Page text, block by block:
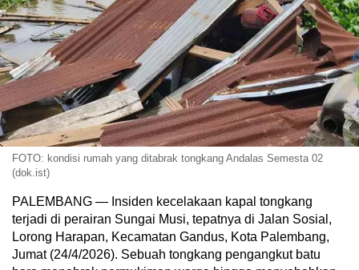
FOTO: kondisi rumah yang ditabrak tongkang Andalas Semesta 02
(dok.ist)
PALEMBANG — Insiden kecelakaan kapal tongkang
terjadi di perairan Sungai Musi, tepatnya di Jalan Sosial,
Lorong Harapan, Kecamatan Gandus, Kota Palembang,
Jumat (24/4/2026). Sebuah tongkang pengangkut batu